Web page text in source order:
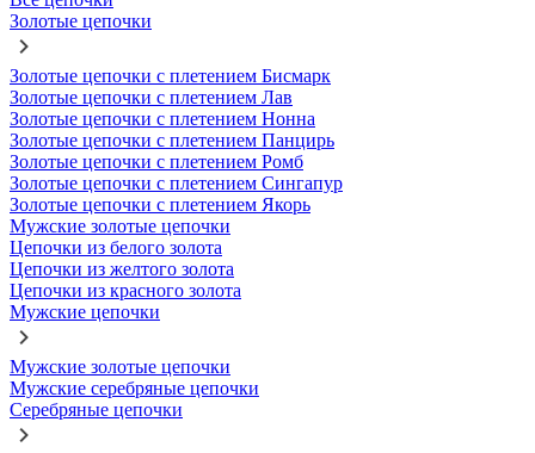
Золотые цепочки
Золотые цепочки с плетением Бисмарк
Золотые цепочки с плетением Лав
Золотые цепочки с плетением Нонна
Золотые цепочки с плетением Панцирь
Золотые цепочки с плетением Ромб
Золотые цепочки с плетением Сингапур
Золотые цепочки с плетением Якорь
Мужские золотые цепочки
Цепочки из белого золота
Цепочки из желтого золота
Цепочки из красного золота
Мужские цепочки
Мужские золотые цепочки
Мужские серебряные цепочки
Серебряные цепочки